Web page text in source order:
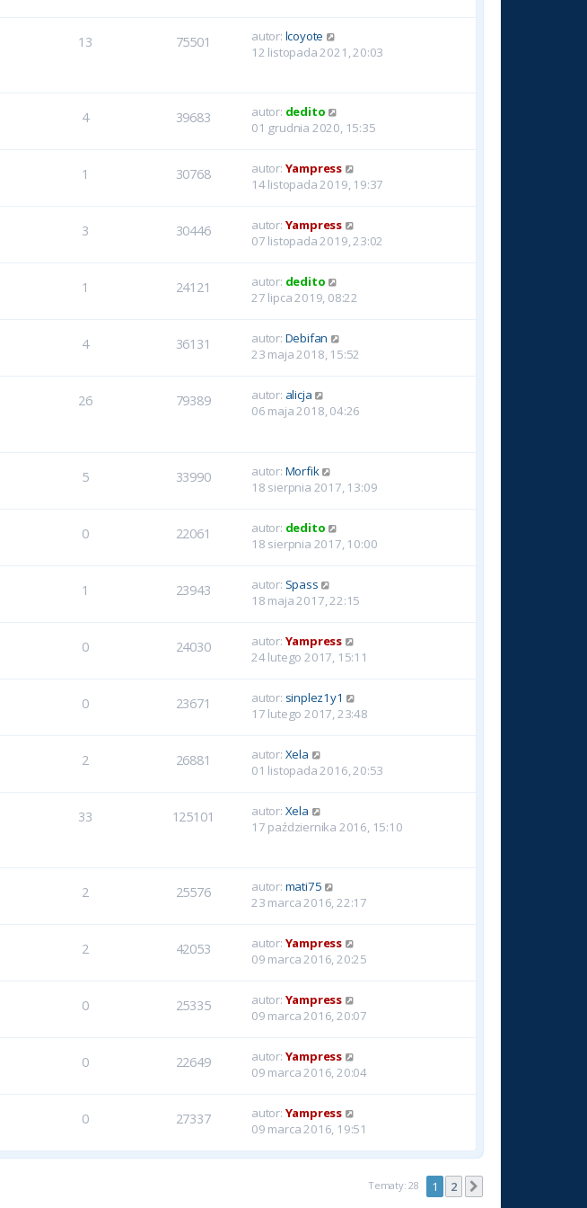
13 75501 autor: lcoyote
12 listopada 2021, 20:03
4 39683 autor: dedito
01 grudnia 2020, 15:35
1 30768 autor: Yampress
14 listopada 2019, 19:37
3 30446 autor: Yampress
07 listopada 2019, 23:02
1 24121 autor: dedito
27 lipca 2019, 08:22
4 36131 autor: Debifan
23 maja 2018, 15:52
26 79389 autor: alicja
06 maja 2018, 04:26
5 33990 autor: Morfik
18 sierpnia 2017, 13:09
0 22061 autor: dedito
18 sierpnia 2017, 10:00
1 23943 autor: Spass
18 maja 2017, 22:15
0 24030 autor: Yampress
24 lutego 2017, 15:11
0 23671 autor: sinplez1y1
17 lutego 2017, 23:48
2 26881 autor: Xela
01 listopada 2016, 20:53
33 125101 autor: Xela
17 października 2016, 15:10
2 25576 autor: mati75
23 marca 2016, 22:17
2 42053 autor: Yampress
09 marca 2016, 20:25
0 25335 autor: Yampress
09 marca 2016, 20:07
0 22649 autor: Yampress
09 marca 2016, 20:04
0 27337 autor: Yampress
09 marca 2016, 19:51
Tematy: 28 1 2